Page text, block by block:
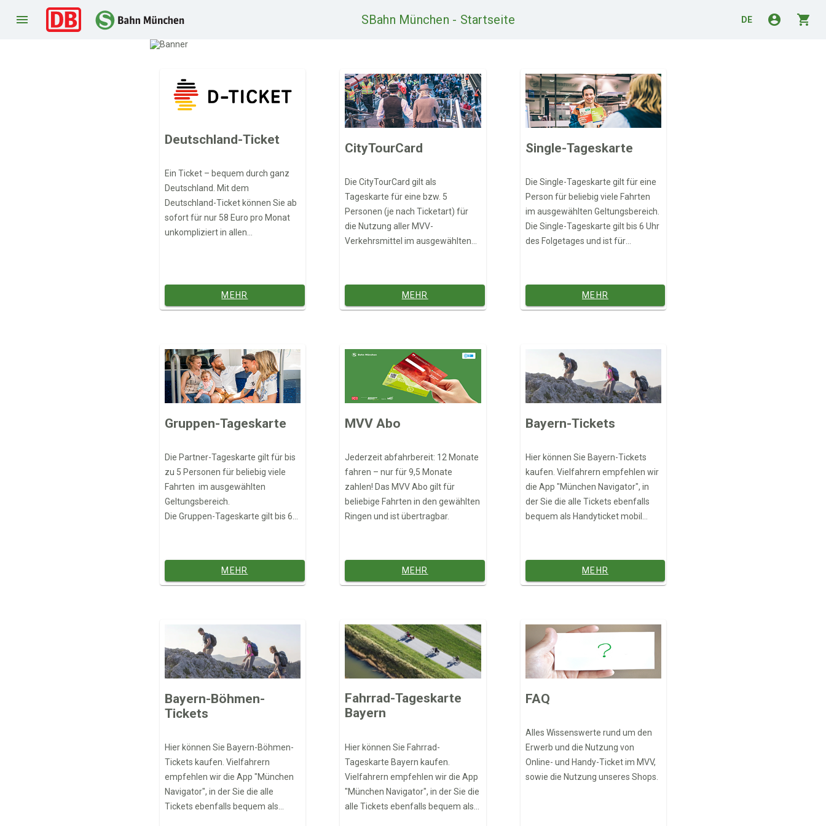
menu SBahn München - Startseite DE account_circle shopping_cart
Deutschland-Ticket
Ein Ticket – bequem durch ganz
Deutschland. Mit dem
Deutschland-Ticket können Sie ab
sofort für nur 58 Euro pro Monat
unkompliziert in allen
MEHR
CityTourCard
Die CityTourCard gilt als
Tageskarte für eine bzw. 5
Personen (je nach Ticketart) für
die Nutzung aller MVV-
Verkehrsmittel im ausgewählten
Attraktionen in München und
MEHR
Single-Tageskarte
Die Single-Tageskarte gilt für eine
Person für beliebig viele Fahrten
im ausgewählten Geltungsbereich.
Die Single-Tageskarte gilt bis 6 Uhr
des Folgetages und ist für
MEHR
Gruppen-Tageskarte
Die Partner-Tageskarte gilt für bis
zu 5 Personen für beliebig viele
Fahrten im ausgewählten
Geltungsbereich.
Die Gruppen-Tageskarte gilt bis 6
MEHR
MVV Abo
Jederzeit abfahrbereit: 12 Monate
fahren – nur für 9,5 Monate
zahlen! Das MVV Abo gilt für
beliebige Fahrten in den gewählten
Ringen und ist übertragbar.
MEHR
Bayern-Tickets
Hier können Sie Bayern-Tickets
kaufen. Vielfahrern empfehlen wir
die App "München Navigator", in
der Sie die alle Tickets ebenfalls
bequem als Handyticket mobil
MEHR
Bayern-Böhmen-
Tickets
Hier können Sie Bayern-Böhmen-
Tickets kaufen. Vielfahrern
empfehlen wir die App "München
Navigator", in der Sie die alle
Tickets ebenfalls bequem als
Fahrrad-Tageskarte
Bayern
Hier können Sie Fahrrad-
Tageskarte Bayern kaufen.
Vielfahrern empfehlen wir die App
"München Navigator", in der Sie die
alle Tickets ebenfalls bequem als
FAQ
Alles Wissenswerte rund um den
Erwerb und die Nutzung von
Online- und Handy-Ticket im MVV,
sowie die Nutzung unseres Shops.